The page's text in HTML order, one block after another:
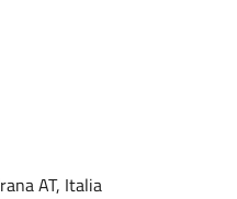
AT, Italia